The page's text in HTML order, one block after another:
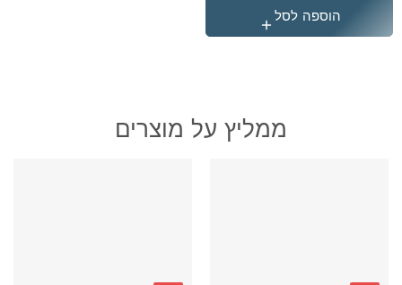
הוספה לסל
ממליץ על מוצרים